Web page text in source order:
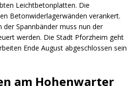
Leichtbetonplatten. Die
Betonwiderlagerwänden verankert.
der Spannbänder muss nun der
werden. Die Stadt Pforzheim geht
Ende August abgeschlossen sein
am Hohenwarter